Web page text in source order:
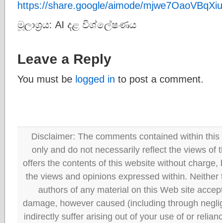
https://share.google/aimode/
මූලාශ්‍රය: AI දළ විශ්ලේෂණය
Leave a Reply
You must be logged in to post a comment.
Disclaimer: The comments contained within
only and do not necessarily reflect the views of
offers the contents of this website without
the views and opinions expressed within.
authors of any material on this Web site
damage, however caused (including through
indirectly suffer arising out of your use of or